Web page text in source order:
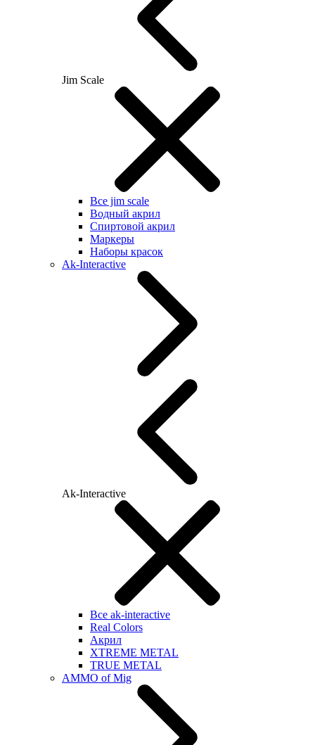
Jim Scale
Все jim scale
Водный акрил
Спиртовой акрил
Маркеры
Наборы красок
Ak-Interactive
Ak-Interactive
Все ak-interactive
Real Colors
Акрил
XTREME METAL
TRUE METAL
AMMO of Mig